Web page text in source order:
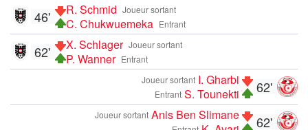
Joueur sortant
R. Schmid
Entrant
C. Chukwuemeka
46'
Joueur sortant
X. Schlager
Entrant
P. Wanner
62'
62'
Joueur sortant I. Gharbi
Entrant S. Tounekti
62'
Joueur sortant Anis Ben Slimane